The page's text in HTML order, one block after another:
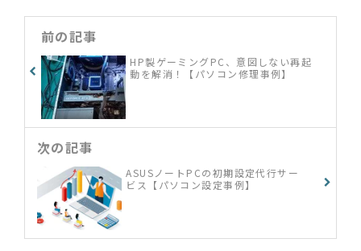
前の記事
HP製ゲーミングPC、意図しない再起
動を解消！【パソコン修理事例】
次の記事
ASUSノートPCの初期設定代行サー
ビス【パソコン設定事例】